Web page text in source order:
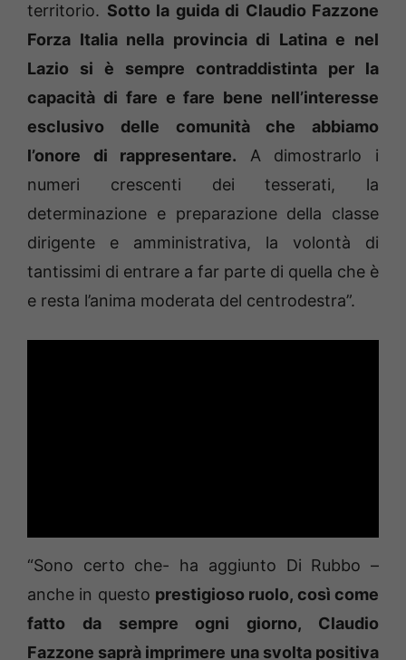
territorio. Sotto la guida di Claudio Fazzone
Forza Italia nella provincia di Latina e nel
Lazio si è sempre contraddistinta per la
capacità di fare e fare bene nell’interesse
esclusivo delle comunità che abbiamo
l’onore di rappresentare. A dimostrarlo i
numeri crescenti dei tesserati, la
determinazione e preparazione della classe
dirigente e amministrativa, la volontà di
tantissimi di entrare a far parte di quella che è
e resta l’anima moderata del centrodestra”.
“Sono certo che- ha aggiunto Di Rubbo –
anche in questo prestigioso ruolo, così come
fatto da sempre ogni giorno, Claudio
Fazzone saprà imprimere una svolta positiva